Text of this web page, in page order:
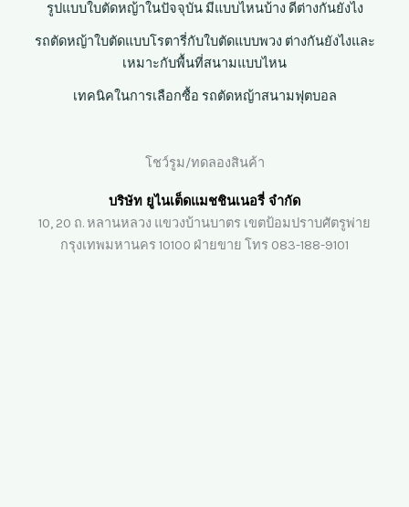
รูปแบบใบตัดหญ้าในปัจจุบัน มีแบบไหนบ้าง ดีต่างกันยังไง
รถตัดหญ้าใบตัดแบบโรตารี่กับใบตัดแบบพวง ต่างกันยังไงและ
เหมาะกับพื้นที่สนามแบบไหน
เทคนิคในการเลือกซื้อ รถตัดหญ้าสนามฟุตบอล
โชว์รูม/ทดลองสินค้า
บริษัท ยูไนเต็ดแมชชินเนอรี่ จำกัด
10, 20 ถ. หลานหลวง แขวงบ้านบาตร เขตป้อมปราบศัตรูพ่าย
กรุงเทพมหานคร 10100 ฝ่ายขาย โทร 083-188-9101